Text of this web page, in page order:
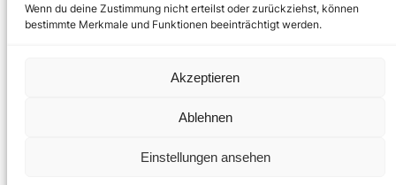
Wenn du deine Zustimmung nicht erteilst oder zurückziehst, können
bestimmte Merkmale und Funktionen beeinträchtigt werden.
Akzeptieren
Ablehnen
Einstellungen ansehen
© 2002 – 2026